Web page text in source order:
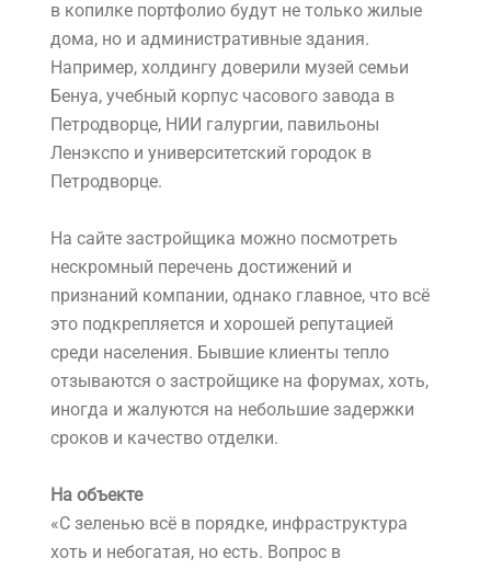
в копилке портфолио будут не только жилые
дома, но и административные здания.
Например, холдингу доверили музей семьи
Бенуа, учебный корпус часового завода в
Петродворце, НИИ галургии, павильоны
Ленэкспо и университетский городок в
Петродворце.
На сайте застройщика можно посмотреть
нескромный перечень достижений и
признаний компании, однако главное, что всё
это подкрепляется и хорошей репутацией
среди населения. Бывшие клиенты тепло
отзываются о застройщике на форумах, хоть,
иногда и жалуются на небольшие задержки
сроков и качество отделки.
На объекте
«С зеленью всё в порядке, инфраструктура
хоть и небогатая, но есть. Вопрос в